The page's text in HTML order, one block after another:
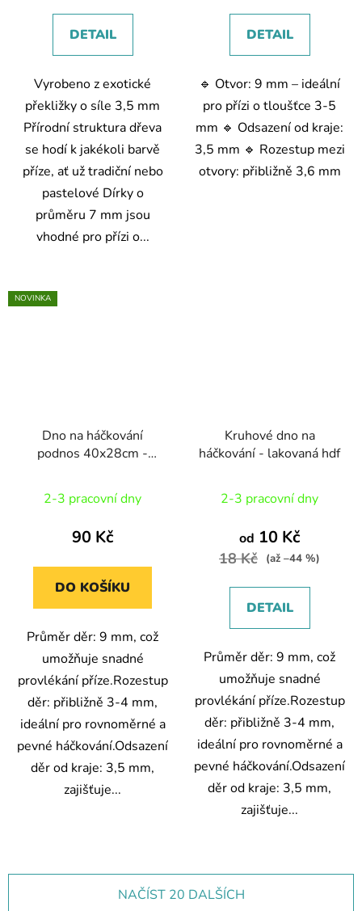
DETAIL
Vyrobeno z exotické
překližky o síle 3,5 mm
Přírodní struktura dřeva
se hodí k jakékoli barvě
příze, ať už tradiční nebo
pastelové Dírky o
průměru 7 mm jsou
vhodné pro přízi o...
DETAIL
🔹 Otvor: 9 mm – ideální
pro přízi o tloušťce 3-5
mm 🔹 Odsazení od kraje:
3,5 mm 🔹 Rozestup mezi
otvory: přibližně 3,6 mm
NOVINKA
Dno na háčkování
podnos 40x28cm -
2-3 pracovní dny
90 Kč
DO KOŠÍKU
Průměr děr: 9 mm, což
umožňuje snadné
provlékání příze.Rozestup
děr: přibližně 3-4 mm,
ideální pro rovnoměrné a
pevné háčkování.Odsazení
děr od kraje: 3,5 mm,
zajišťuje...
Kruhové dno na
háčkování - lakovaná hdf
2-3 pracovní dny
od 10 Kč
18 Kč (až –44 %)
DETAIL
Průměr děr: 9 mm, což
umožňuje snadné
provlékání příze.Rozestup
děr: přibližně 3-4 mm,
ideální pro rovnoměrné a
pevné háčkování.Odsazení
děr od kraje: 3,5 mm,
zajišťuje...
NAČÍST 20 DALŠÍCH